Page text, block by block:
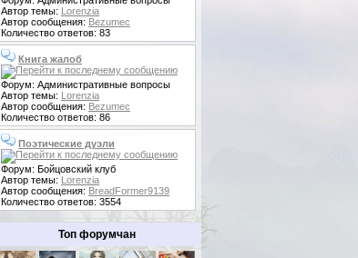
Автор темы: Lorenzia
Автор сообщения: Bezumec
Количество ответов: 83
Книга жалоб
Форум: Административные вопросы
Автор темы: Lorenzia
Автор сообщения: Bezumec
Количество ответов: 86
Поэтические дуэли
Форум: Бойцовский клуб
Автор темы: Lorenzia
Автор сообщения: BreadFormer9139
Количество ответов: 3554
Топ форумчан